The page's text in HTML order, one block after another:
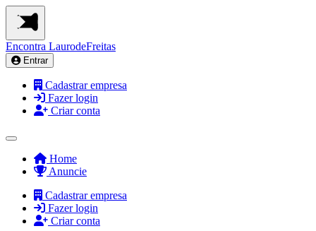
Encontra LaurodeFreitas
Entrar
Cadastrar empresa
Fazer login
Criar conta
Home
Anuncie
Cadastrar empresa
Fazer login
Criar conta